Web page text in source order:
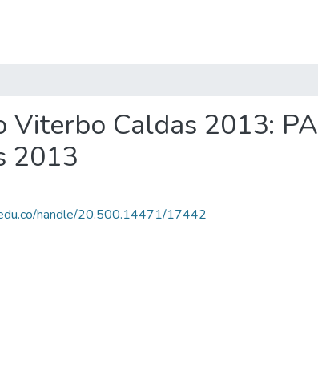
Viterbo Caldas 2013: PA
2013
handle/20.500.14471/17442